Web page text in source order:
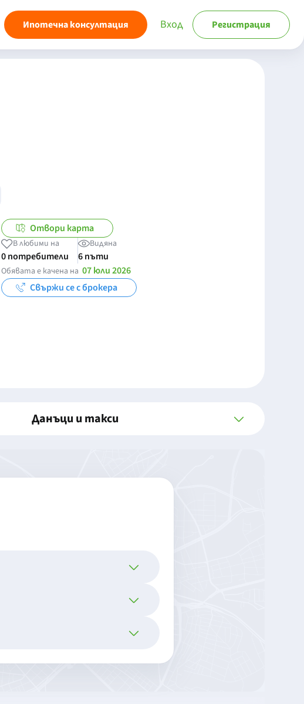
Ипотечна консултация Вход Регистрация
Отвори карта
В любими на
0 потребители
Видяна
6 пъти
Обявата е качена на 07 юли 2026
Свържи се с брокера
Данъци и такси